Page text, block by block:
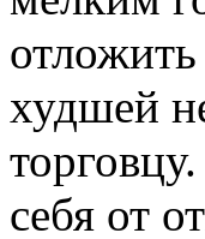
худшей
себя от